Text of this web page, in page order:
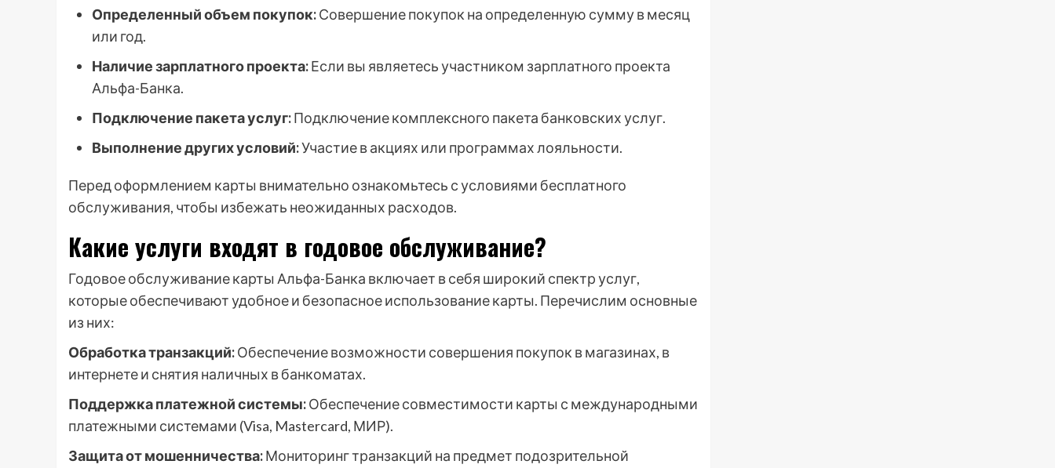
Определенный объем покупок:Совершение покупок на определенную сумму в месяц
или год.
Наличие зарплатного проекта:Если вы являетесь участником зарплатного проекта
Альфа-Банка.
Подключение пакета услуг:Подключение комплексного пакета банковских услуг.
Выполнение других условий:Участие в акциях или программах лояльности.
Перед оформлением карты внимательно ознакомьтесь с условиями бесплатного
обслуживания, чтобы избежать неожиданных расходов.
Какие услуги входят в годовое обслуживание?
Годовое обслуживание карты Альфа-Банка включает в себя широкий спектр услуг,
которые обеспечивают удобное и безопасное использование карты. Перечислим основные
из них:
Обработка транзакций:Обеспечение возможности совершения покупок в магазинах, в
интернете и снятия наличных в банкоматах.
Поддержка платежной системы:Обеспечение совместимости карты с международными
платежными системами (Visa, Mastercard, МИР).
Защита от мошенничества:Мониторинг транзакций на предмет подозрительной